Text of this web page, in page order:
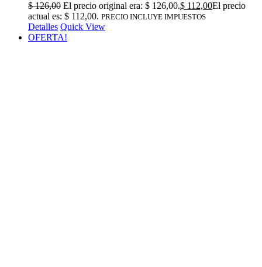
$126,00 El precio original era: $ 126,00.$ 112,00El precio
actual es: $ 112,00. PRECIO INCLUYE IMPUESTOS
Detalles Quick View
OFERTA!